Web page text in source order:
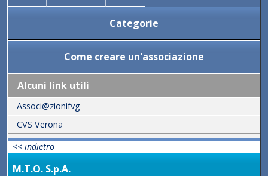
Categorie
Come creare un'associazione
Alcuni link utili
Associ@zionifvg
CVS Verona
<< indietro
M.T.O. S.p.A.